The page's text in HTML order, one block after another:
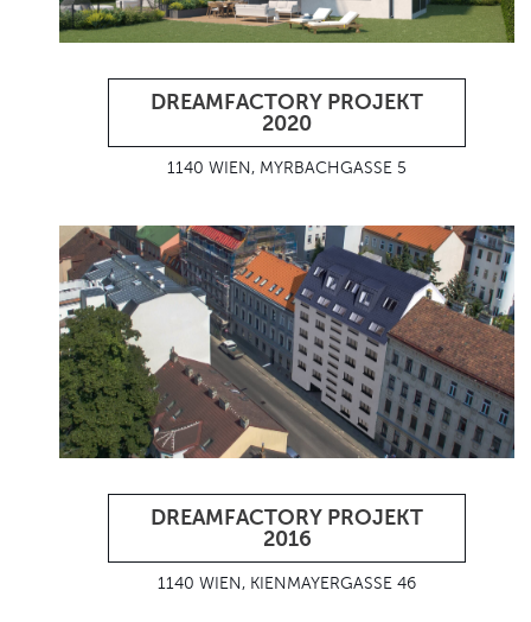
DREAMFACTORY PROJEKT
2020
1140 WIEN, MYRBACHGASSE 5
DREAMFACTORY PROJEKT
2016
1140 WIEN, KIENMAYERGASSE 46